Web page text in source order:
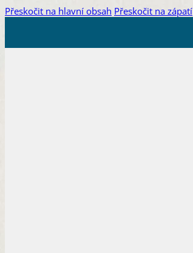
Přeskočit na hlavní obsah Přeskočit na zápatí